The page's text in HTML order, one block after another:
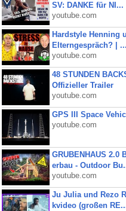
SV: DANKE für NI...
youtube.com
Hardstyle Henning
Elterngespräch? | ...
youtube.com
48 STUNDEN
Offizieller Trailer
youtube.com
GPS III Space
youtube.com
GRUBENHAUS 2.0
erbau - Outdoor
youtube.com
Ju Julia und Rezo
kvideo (großen